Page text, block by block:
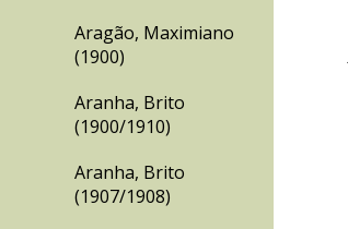
Aragão, Maximiano
(1900)
Aranha, Brito
(1900/1910)
Aranha, Brito
(1907/1908)